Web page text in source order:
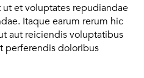
et voluptates repudiandae
Itaque earum rerum hic
aut reiciendis voluptatibus
perferendis doloribus